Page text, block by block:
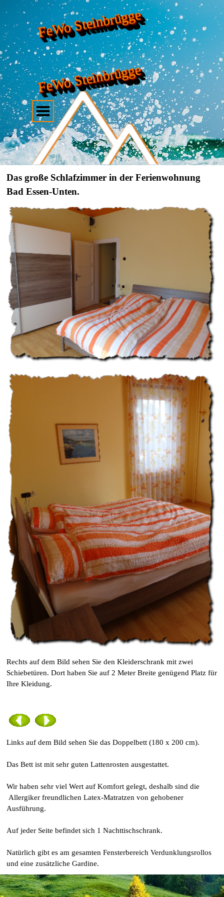
FeWo Steinbrügge
FeWo Steinbrügge
Das große Schlafzimmer in der Ferienwohnung
Bad Essen-Unten.
Rechts auf dem Bild sehen Sie den Kleiderschrank mit zwei
Schiebetüren. Dort haben Sie auf 2 Meter Breite genügend Platz für
Ihre Kleidung.
Links auf dem Bild sehen Sie das Doppelbett (180 x 200 cm).
Das Bett ist mit sehr guten Lattenrosten ausgestattet.
Wir haben sehr viel Wert auf Komfort gelegt, deshalb sind die
Allergiker freundlichen Latex-Matratzen von gehobener
Ausführung.
Auf jeder Seite befindet sich 1 Nachttischschrank.
Natürlich gibt es am gesamten Fensterbereich Verdunklungsrollos
und eine zusätzliche Gardine.